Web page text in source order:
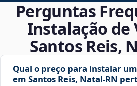
Perguntas
Instalação de
Santos Reis,
Qual o preço para instalar
em Santos Reis, Natal‑RN